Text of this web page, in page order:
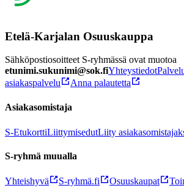
Etelä-Karjalan Osuuskauppa
Sähköpostiosoitteet S-ryhmässä ovat muotoa
etunimi.sukunimi@sok.fiYhteystiedot
asiakaspalvelu
Anna palautetta
Asiakasomistaja
S-EtukorttiLiittymisedutLiity
S-ryhmä muualla
Yhteishyvä S-ryhmä.fi Osuuskaupat